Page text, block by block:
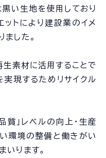
黒い生地を使用しており
ットにより建設業のイメ
した。
生素材に活用することで
現するためリサイクル
質」レベルの向上・生産
環境の整備と働きがい
いります。